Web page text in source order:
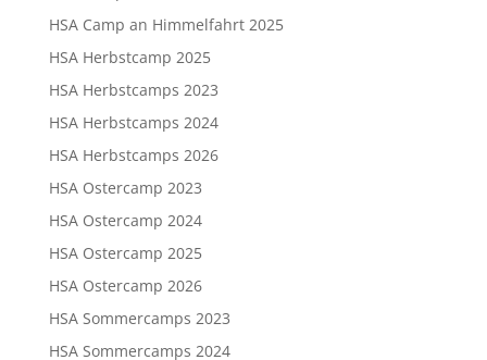
HSA Camp an Himmelfahrt 2025
HSA Herbstcamp 2025
HSA Herbstcamps 2023
HSA Herbstcamps 2024
HSA Herbstcamps 2026
HSA Ostercamp 2023
HSA Ostercamp 2024
HSA Ostercamp 2025
HSA Ostercamp 2026
HSA Sommercamps 2023
HSA Sommercamps 2024